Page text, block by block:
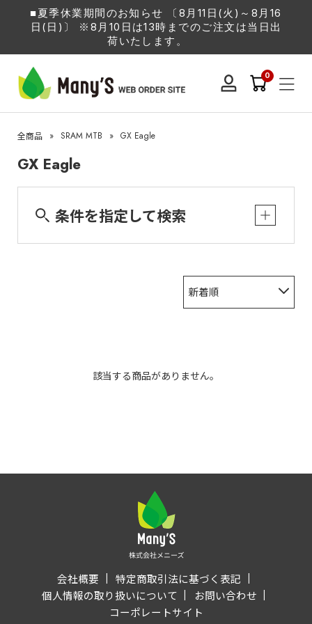
■夏季休業期間のお知らせ 〔8月11日(火)～8月16
日(日)〕 ※8月10日は13時までのご注文は当日出
荷いたします。
0
全商品 » SRAM MTB » GX Eagle
GX Eagle
条件を指定して検索
新着順
該当する商品がありません。
会社概要
特定商取引法に基づく表記
個人情報の取り扱いについて
お問い合わせ
コーポレートサイト